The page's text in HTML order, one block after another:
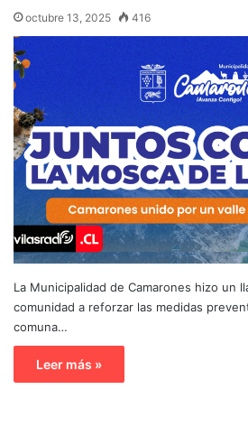
octubre 13, 2025 416
La Municipalidad de Camarones hizo un
comunidad a reforzar las medidas
comuna…
Leer más »